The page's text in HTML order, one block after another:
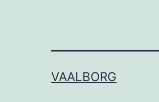
VAALBORG